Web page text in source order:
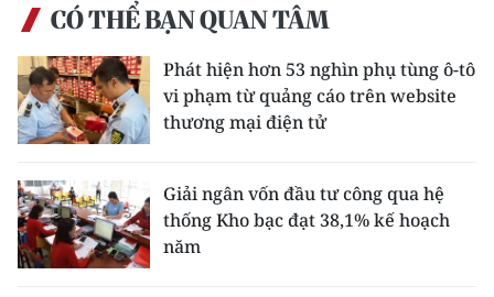
MUA BÁO
ĐỌC BÁO IN
ENGLISH
中文
FRANÇAIS
CÓ THỂ BẠN QUAN TÂM
Phát hiện hơn 53 nghìn phụ tùng ô-tô
vi phạm từ quảng cáo trên website
thương mại điện tử
Giải ngân vốn đầu tư công qua hệ
thống Kho bạc đạt 38,1% kế hoạch
năm